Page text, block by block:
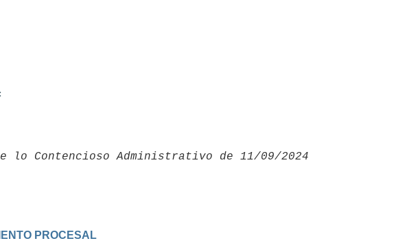
lo Contencioso Administrativo de 11/09/2024
PROCESAL